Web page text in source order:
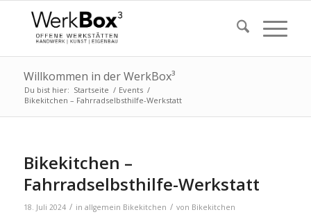
Willkommen in der WerkBox³
Du bist hier: Startseite / Events /
Bikekitchen – Fahrradselbsthilfe-Werkstatt
Bikekitchen –
Fahrradselbsthilfe-Werkstatt
18. Juli 2024 / in allgemein Bikekitchen / von Bikekitchen